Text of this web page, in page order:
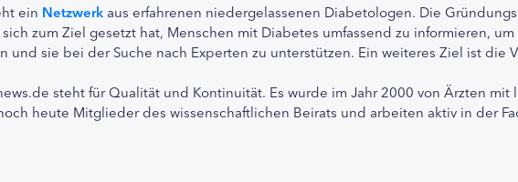
ein Netzwerk aus erfahrenen niedergelassenen Diabetologen. Die
zum Ziel gesetzt hat, Menschen mit Diabetes umfassend zu informieren,
und sie bei der Suche nach Experten zu unterstützen. Ein weiteres Ziel ist die
steht für Qualität und Kontinuität. Es wurde im Jahr 2000 von Ärzten
heute Mitglieder des wissenschaftlichen Beirats und arbeiten aktiv in der